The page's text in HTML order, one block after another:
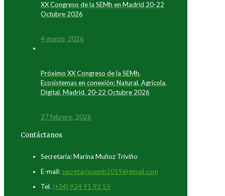
XX Congreso de la SEMh en Madrid 20-22
Octubre 2026
4 marzo, 2026
Próximo XX Congreso de la SEMh.
Ecosistemas en conexión: Natural, Agrícola,
Digital. Madrid, 20-22 Octubre 2026
27 febrero, 2026
Contáctanos
Secretaría: Marina Muñoz Triviño
E-mail: secretariasemh2019@gmail.com
Tel. (+34) 924 91 92 55